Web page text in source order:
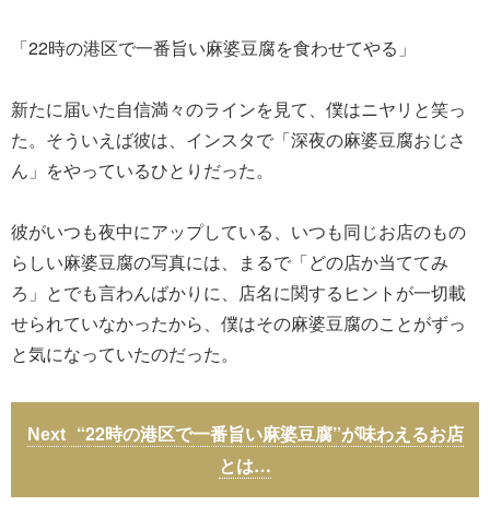
「22時の港区で一番旨い麻婆豆腐を食わせてやる」
新たに届いた自信満々のラインを見て、僕はニヤリと笑っ
た。そういえば彼は、インスタで「深夜の麻婆豆腐おじさ
ん」をやっているひとりだった。
彼がいつも夜中にアップしている、いつも同じお店のもの
らしい麻婆豆腐の写真には、まるで「どの店か当ててみ
ろ」とでも言わんばかりに、店名に関するヒントが一切載
せられていなかったから、僕はその麻婆豆腐のことがずっ
と気になっていたのだった。
“22時の港区で一番旨い麻婆豆腐”が味わえるお店
とは…